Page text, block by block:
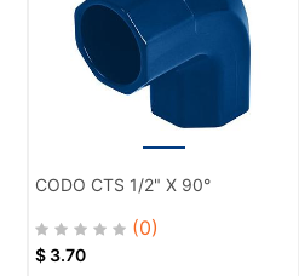
CODO CTS 1/2" X 90°
(0)
$ 3.70